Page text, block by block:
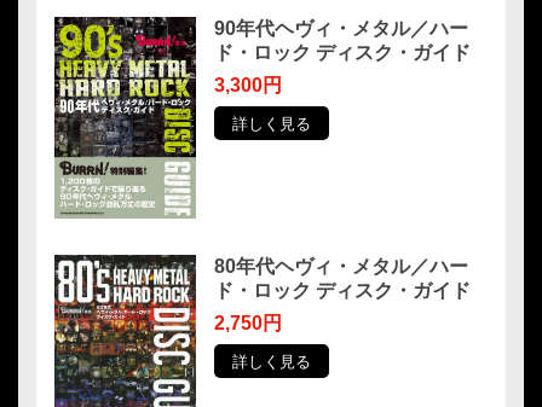
90年代ヘヴィ・メタル／ハー
ド・ロック ディスク・ガイド
3,300円
詳しく見る
80年代ヘヴィ・メタル／ハー
ド・ロック ディスク・ガイド
2,750円
詳しく見る